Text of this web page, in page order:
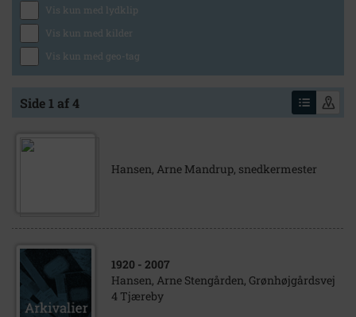
Vis kun med lydklip
Vis kun med kilder
Vis kun med geo-tag
Side 1 af 4
Hansen, Arne Mandrup, snedkermester
1920 - 2007
Hansen, Arne Stengården, Grønhøjgårdsvej
4 Tjæreby